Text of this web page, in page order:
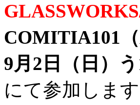
COMITIA101
9月2日（日）
にて参加します